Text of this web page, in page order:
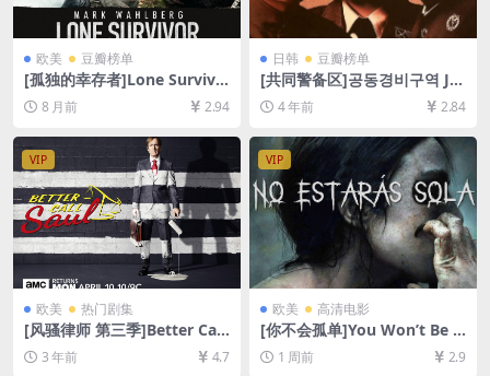
欧美 豆瓣榜单
[孤独的幸存者]Lone Survivo
r (2013)[百度网盘+夸克网盘1
080P超清未删减资源][网盘在
线播放/下载][MP4/10GB][中
英字幕]
8 月前 2.94
日韩 豆瓣榜单
[共同警备区]공동경비구역 JS
A (2000)[百度网盘+迅雷云盘
资源1080P超清未删减][MP4/
7GB][韩语中字]
4 年前 2.84
VIP
欧美 热门剧集
[风骚律师 第三季]Better Call
Saul Season 3 (2017)[百度网
盘+迅雷云盘+阿里云盘资源10
3 年前 4.7
VIP
欧美 高清电影
[你不会孤单]You Won’t Be A
lone (2022)[百度网盘+夸克网
盘1080P超清未删减资源][网
1 周前 2.9